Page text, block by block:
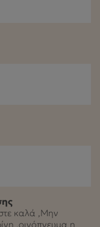
καλά ,Μην
,οινόπνευμα η